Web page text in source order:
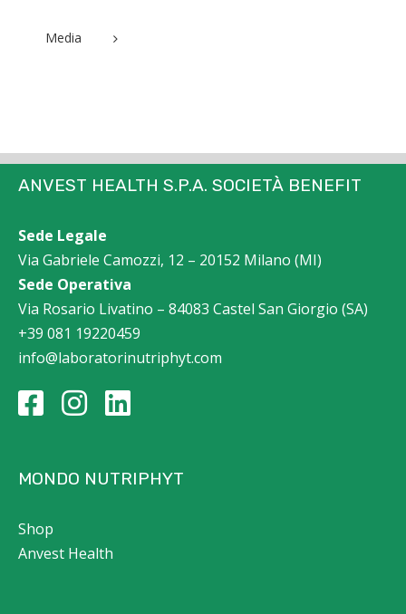
Media
ANVEST HEALTH S.P.A. SOCIETÀ BENEFIT
Sede Legale
Via Gabriele Camozzi, 12 – 20152 Milano (MI)
Sede Operativa
Via Rosario Livatino – 84083 Castel San Giorgio (SA)
+39 081 19220459
info@laboratorinutriphyt.com
MONDO NUTRIPHYT
Shop
Anvest Health